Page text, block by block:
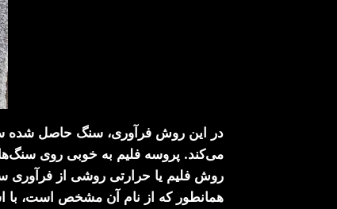
در این روش فرآوری، سنگ حاصل شده
می‌کند. پروسه فلیم به خوبی روی
روش فلیم یا حرارتی روشی از
همانطور که از نام آن مشخص است،